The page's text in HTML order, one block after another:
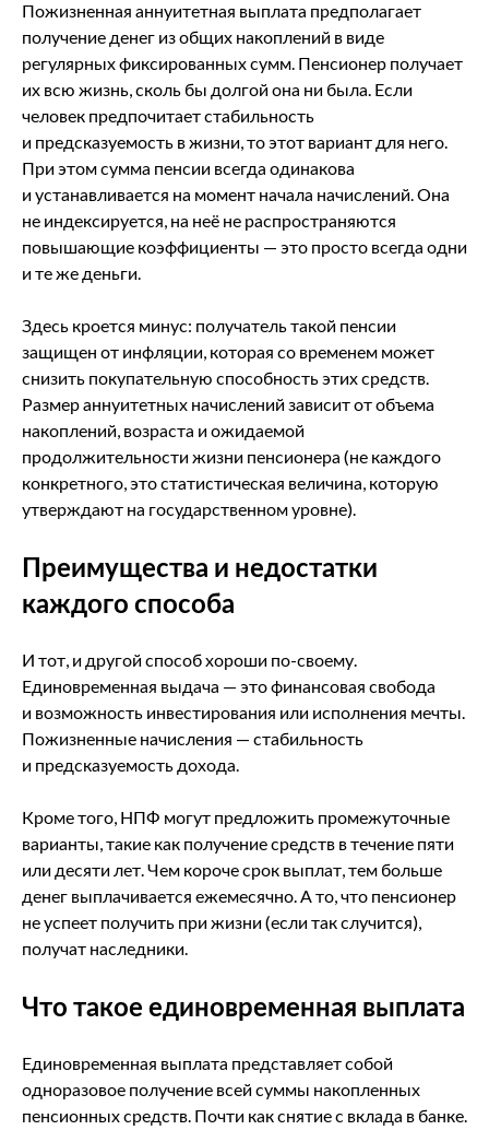
Пожизненная аннуитетная выплата предполагает
получение денег из общих накоплений в виде
регулярных фиксированных сумм. Пенсионер получает
их всю жизнь, сколь бы долгой она ни была. Если
человек предпочитает стабильность
и предсказуемость в жизни, то этот вариант для него.
При этом сумма пенсии всегда одинакова
и устанавливается на момент начала начислений. Она
не индексируется, на неё не распространяются
повышающие коэффициенты — это просто всегда одни
и те же деньги.
Здесь кроется минус: получатель такой пенсии
защищен от инфляции, которая со временем может
снизить покупательную способность этих средств.
Размер аннуитетных начислений зависит от объема
накоплений, возраста и ожидаемой
продолжительности жизни пенсионера (не каждого
конкретного, это статистическая величина, которую
утверждают на государственном уровне).
Преимущества и недостатки
каждого способа
И тот, и другой способ хороши по-своему.
Единовременная выдача — это финансовая свобода
и возможность инвестирования или исполнения мечты.
Пожизненные начисления — стабильность
и предсказуемость дохода.
Кроме того, НПФ могут предложить промежуточные
варианты, такие как получение средств в течение пяти
или десяти лет. Чем короче срок выплат, тем больше
денег выплачивается ежемесячно. А то, что пенсионер
не успеет получить при жизни (если так случится),
получат наследники.
Что такое единовременная выплата
Единовременная выплата представляет собой
одноразовое получение всей суммы накопленных
пенсионных средств. Почти как снятие с вклада в банке.